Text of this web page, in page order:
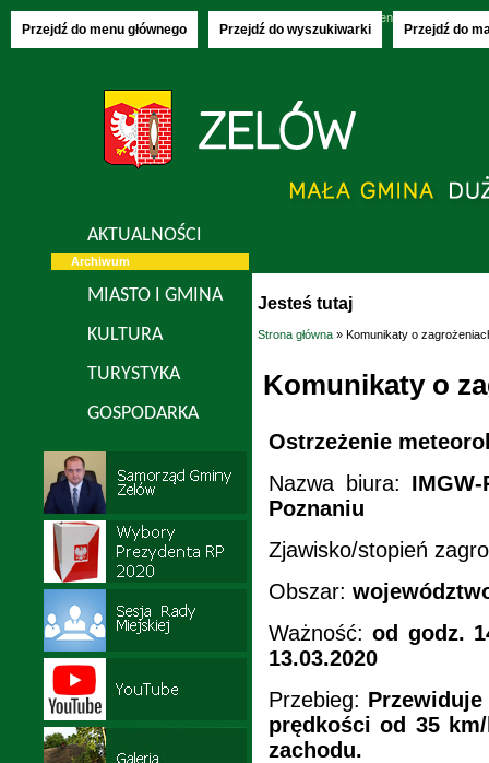
Przejdź do menu głównego Przejdź do wyszukiwarki Przejdź do
imieniny:
AKTUALNOŚCI
Archiwum
MIASTO I GMINA
KULTURA
TURYSTYKA
GOSPODARKA
Jesteś tutaj
Strona główna » Komunikaty o
Komunikaty o
Ostrzeżenie
Nazwa biura:
Poznaniu
Zjawisko/stopień
Obszar:
Ważność:od godz.
13.03.2020
Przebieg:
prędkości od 35
zachodu.